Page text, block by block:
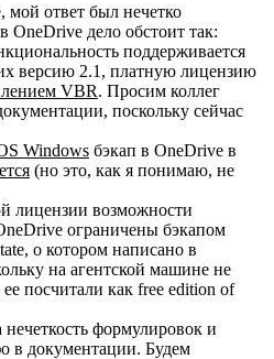
ответ был нечетко
дело обстоит так:
поддерживается
версию 2.1, платную лицензию
VBR. Просим коллег
поскольку сейчас
Windows бэкап в OneDrive в
(но это, как я понимаю, не
лицензии возможности
ограничены бэкапом
о котором написано в
на агентской машине не
посчитали как free edition of
формулировок и
в документации. Будем